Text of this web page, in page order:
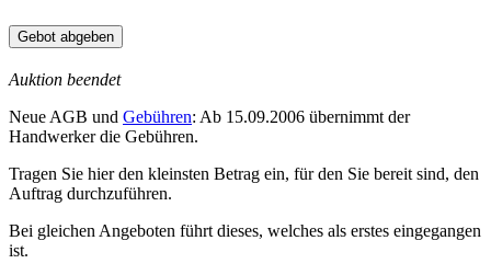
Gebot abgeben
Auktion beendet
Neue AGB und Gebühren: Ab 15.09.2006 übernimmt der
Handwerker die Gebühren.
Tragen Sie hier den kleinsten Betrag ein, für den Sie bereit sind, den
Auftrag durchzuführen.
Bei gleichen Angeboten führt dieses, welches als erstes eingegangen
ist.